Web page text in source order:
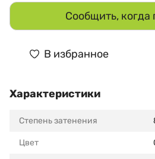
Сообщить, когда
В избранное
Характеристики
Степень затенения
Цвет